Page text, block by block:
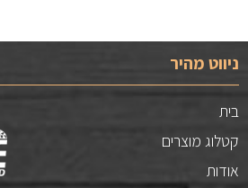
ניווט מהיר
בית
קטלוג מוצרים
אודות